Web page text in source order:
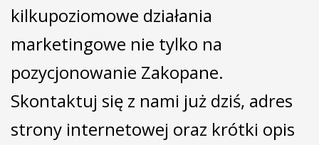
kilkupoziomowe działania
marketingowe nie tylko na
pozycjonowanie Zakopane.
Skontaktuj się z nami już dziś, adres
strony internetowej oraz krótki opis